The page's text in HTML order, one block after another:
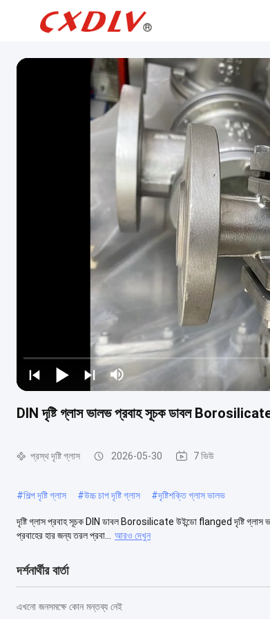
DIN দৃষ্টি গ্লাস ভালভ প্রবাহ সূচক ডাবল
প্রস্থ দৃষ্টি গ্লাস 2026-05-30 7 ভিউ
#শিল্প দৃষ্টি গ্লাস #উচ্চ চাপ দৃষ্টি গ্লাস #দৃষ্টিশক্তি গ্লাস ভালভ
দৃষ্টি গ্লাস প্রবাহ সূচক DIN ডাবল Borosilicate উইন্ডো flanged দৃষ্টি গ্লাস
প্রবাহের হার জন্য তরল প্রবা...
আরও দেখুন
দর্শনার্থীর বার্তা
এখনো জনসমক্ষে কোন মন্তব্য নেই